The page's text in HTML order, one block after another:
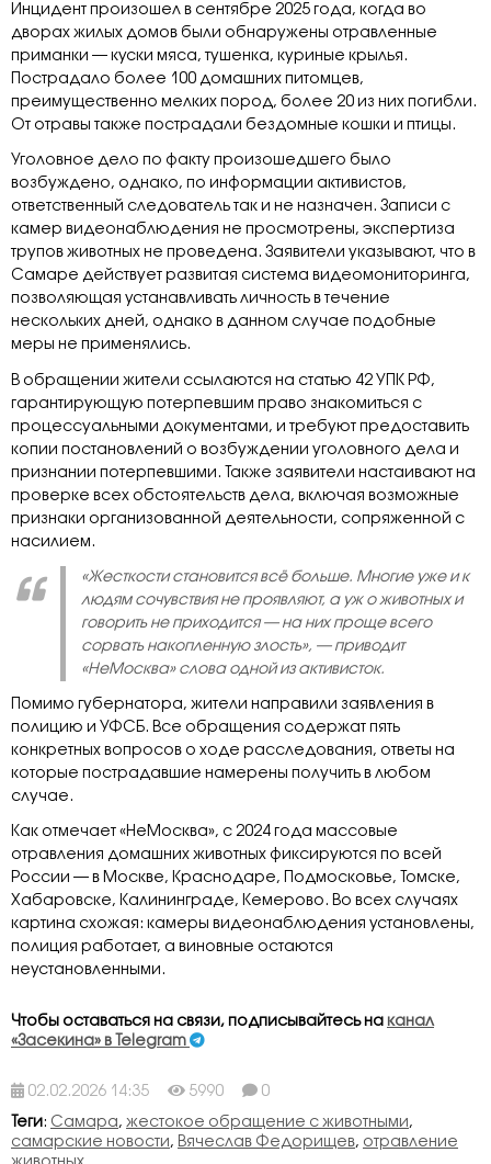
Инцидент произошел в сентябре 2025 года, когда во
дворах жилых домов были обнаружены отравленные
приманки — куски мяса, тушенка, куриные крылья.
Пострадало более 100 домашних питомцев,
преимущественно мелких пород, более 20 из них погибли.
От отравы также пострадали бездомные кошки и птицы.
Уголовное дело по факту произошедшего было
возбуждено, однако, по информации активистов,
ответственный следователь так и не назначен. Записи с
камер видеонаблюдения не просмотрены, экспертиза
трупов животных не проведена. Заявители указывают, что в
Самаре действует развитая система видеомониторинга,
позволяющая устанавливать личность в течение
нескольких дней, однако в данном случае подобные
меры не применялись.
В обращении жители ссылаются на статью 42 УПК РФ,
гарантирующую потерпевшим право знакомиться с
процессуальными документами, и требуют предоставить
копии постановлений о возбуждении уголовного дела и
признании потерпевшими. Также заявители настаивают на
проверке всех обстоятельств дела, включая возможные
признаки организованной деятельности, сопряженной с
насилием.
«Жесткости становится всё больше. Многие уже и к
людям сочувствия не проявляют, а уж о животных и
говорить не приходится — на них проще всего
сорвать накопленную злость», — приводит
«НеМосква» слова одной из активисток.
Помимо губернатора, жители направили заявления в
полицию и УФСБ. Все обращения содержат пять
конкретных вопросов о ходе расследования, ответы на
которые пострадавшие намерены получить в любом
случае.
Как отмечает «НеМосква», с 2024 года массовые
отравления домашних животных фиксируются по всей
России — в Москве, Краснодаре, Подмосковье, Томске,
Хабаровске, Калининграде, Кемерово. Во всех случаях
картина схожая: камеры видеонаблюдения установлены,
полиция работает, а виновные остаются
неустановленными.
Чтобы оставаться на связи, подписывайтесь на канал
«Засекина» в Telegram
02.02.2026 14:35 5990 0
Теги : Самара , жестокое обращение с животными ,
самарские новости , Вячеслав Федорищев, отравление